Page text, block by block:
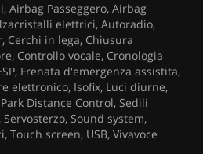
Airbag Passeggero, Airbag
elettrici, Autoradio,
Cerchi in lega, Chiusura
Controllo vocale, Cronologia
Frenata d'emergenza assistita,
elettronico, Isofix, Luci diurne,
Distance Control, Sedili
Sound system,
screen, USB, Vivavoce